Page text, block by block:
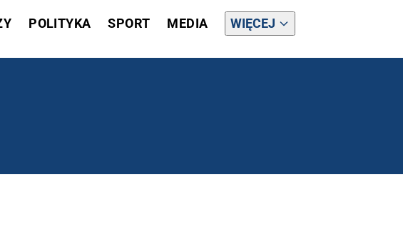
POLITYKA SPORT MEDIA WIĘCEJ